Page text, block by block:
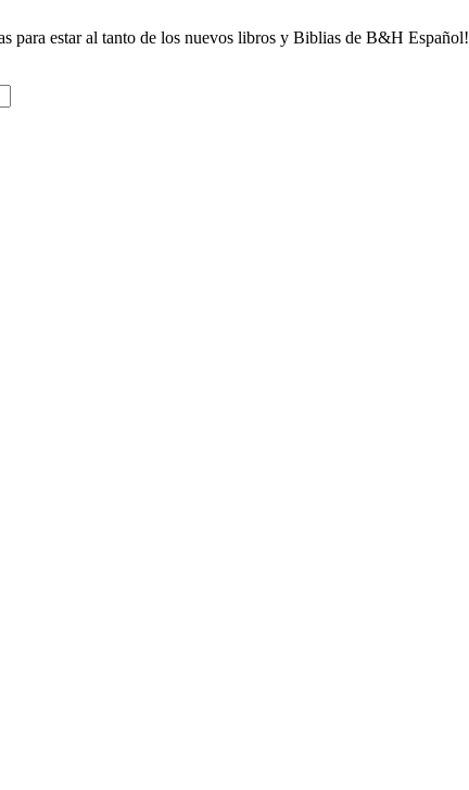
para estar al tanto de los nuevos libros y Biblias de B&H Español!